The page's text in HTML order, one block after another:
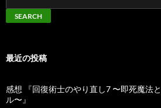
最近の投稿
感想 『回復術士のやり直し7 〜即死魔法
ル〜』